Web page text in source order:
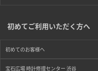
初めてご利用いただく方へ
初めてのお客様へ
宝石広場 時計修理センター 渋谷